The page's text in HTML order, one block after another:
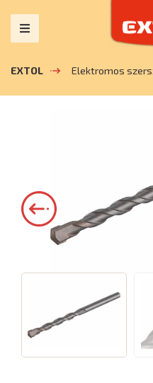
EXTOL Elektromos